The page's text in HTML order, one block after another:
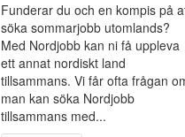
Funderar du och en kompis på
söka sommarjobb utomlands?
Med Nordjobb kan ni få uppleva
ett annat nordiskt land
tillsammans. Vi får ofta frågan
man kan söka Nordjobb
tillsammans med...